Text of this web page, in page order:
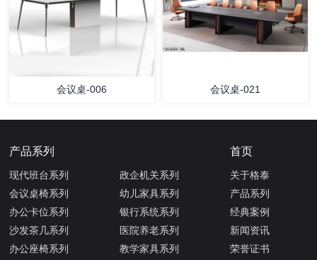
会议桌-006 会议桌-021
产品系列
现代班台系列
会议桌椅系列
办公卡位系列
沙发茶几系列
办公座椅系列
政企机关系列
幼儿家具系列
银行系统系列
医院养老系列
教学家具系列
首页
关于格泰
产品系列
经典案例
新闻资讯
荣誉证书